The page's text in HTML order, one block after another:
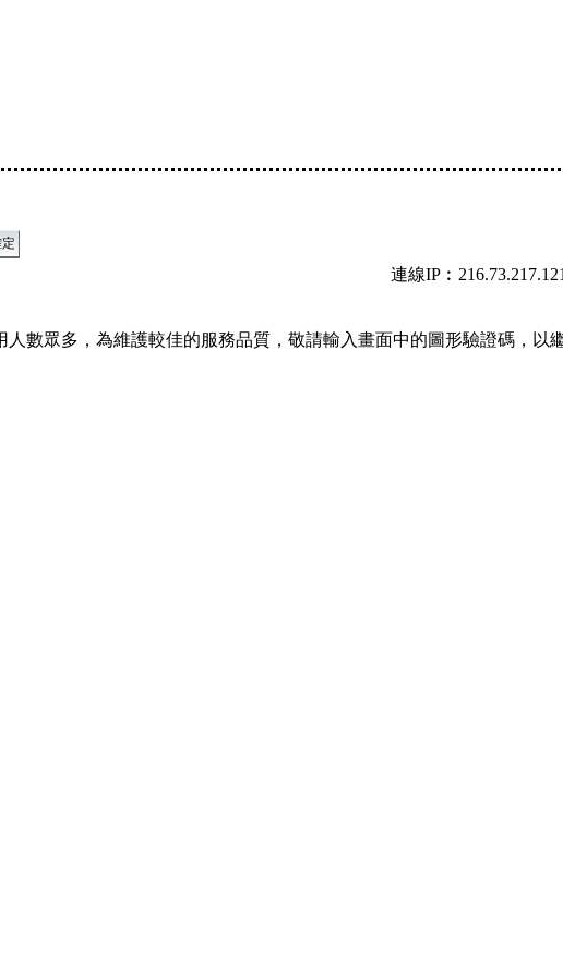
連線
數眾多，為維護較佳的服務品質，敬請輸入畫面中的圖形驗證碼，以